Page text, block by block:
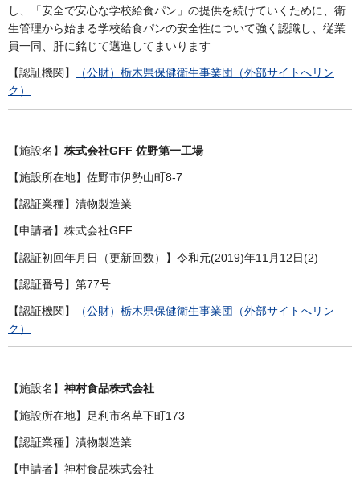
し、「安全で安心な学校給食パン」の提供を続けていくために、衛
生管理から始まる学校給食パンの安全性について強く認識し、従業
員一同、肝に銘じて邁進してまいります
【認証機関】
（公財）栃木県保健衛生事業団（外部サイトへリン
ク）
【施設名】 株式会社GFF 佐野第一工場
【施設所在地】佐野市伊勢山町8-7
【認証業種】漬物製造業
【申請者】株式会社GFF
【認証初回年月日（更新回数）】令和元(2019)年11月12日(2)
【認証番号】第77号
【認証機関】
（公財）栃木県保健衛生事業団（外部サイトへリン
ク）
【施設名】 神村食品株式会社
【施設所在地】足利市名草下町173
【認証業種】漬物製造業
【申請者】神村食品株式会社